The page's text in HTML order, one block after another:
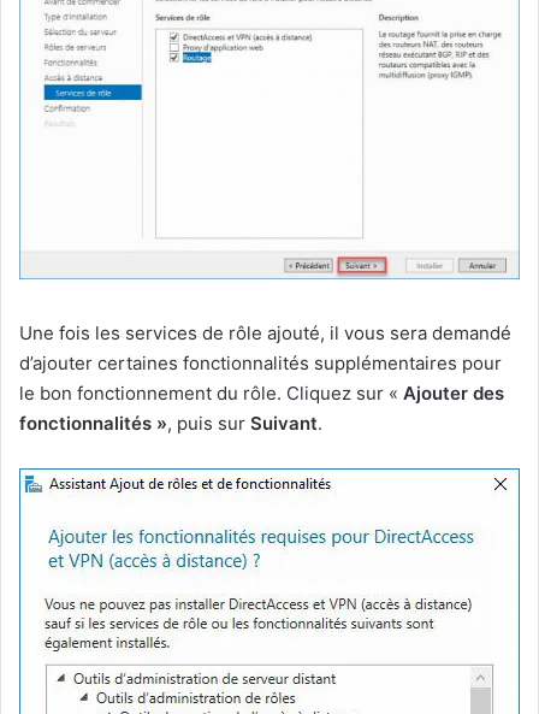
Une fois les services de rôle ajouté, il vous sera demandé
d’ajouter certaines fonctionnalités supplémentaires pour
le bon fonctionnement du rôle. Cliquez sur « Ajouter des
fonctionnalités », puis sur Suivant.